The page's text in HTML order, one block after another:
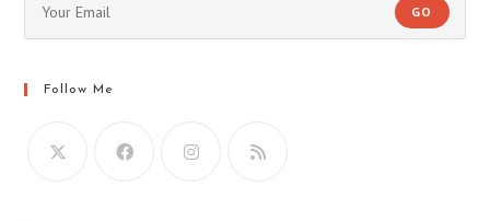
GO
Follow Me